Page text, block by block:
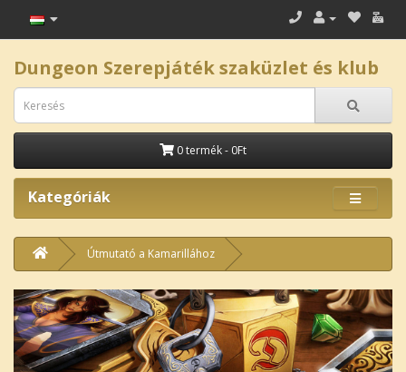
Dungeon Szerepjáték szaküzlet és klub
0 termék - 0Ft
Kategóriák
Útmutató a Kamarillához